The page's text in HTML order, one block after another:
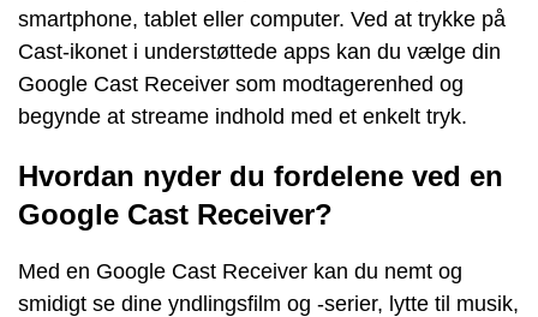
smartphone, tablet eller computer. Ved at trykke på
Cast-ikonet i understøttede apps kan du vælge din
Google Cast Receiver som modtagerenhed og
begynde at streame indhold med et enkelt tryk.
Hvordan nyder du fordelene ved en
Google Cast Receiver?
Med en Google Cast Receiver kan du nemt og
smidigt se dine yndlingsfilm og -serier, lytte til musik,